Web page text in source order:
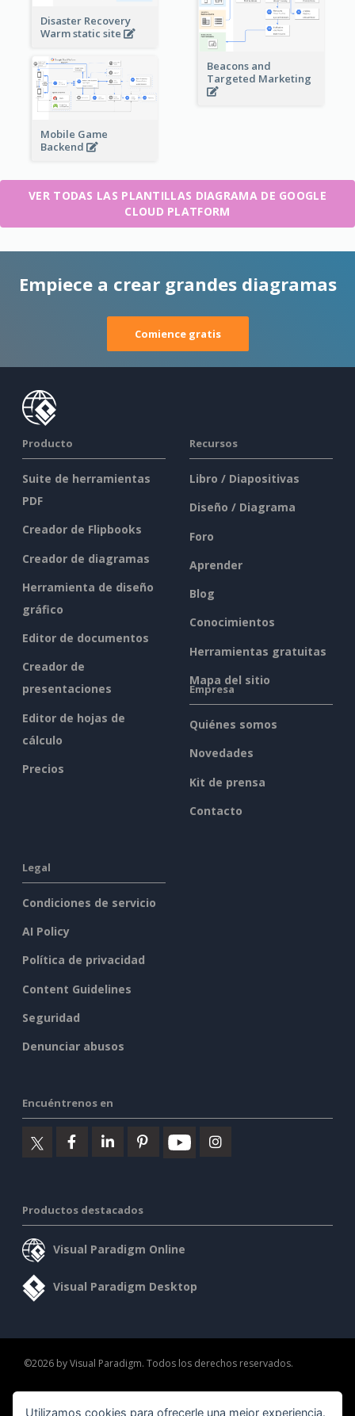
Disaster Recovery
Warm static site
Beacons and
Targeted Marketing
Mobile Game
Backend
VER TODAS LAS PLANTILLAS DIAGRAMA DE GOOGLE
CLOUD PLATFORM
Empiece a crear grandes diagramas
Comience gratis
Producto
Suite de herramientas
PDF
Creador de Flipbooks
Creador de diagramas
Herramienta de diseño
gráfico
Editor de documentos
Creador de
presentaciones
Editor de hojas de
cálculo
Precios
Recursos
Libro / Diapositivas
Diseño / Diagrama
Foro
Aprender
Blog
Conocimientos
Herramientas gratuitas
Mapa del sitio
Empresa
Quiénes somos
Novedades
Kit de prensa
Contacto
Legal
Condiciones de servicio
AI Policy
Política de privacidad
Content Guidelines
Seguridad
Denunciar abusos
Encuéntrenos en
Productos destacados
Visual Paradigm Online
Visual Paradigm Desktop
©2026 by Visual Paradigm. Todos los derechos reservados.
Utilizamos cookies para ofrecerle una mejor experiencia.